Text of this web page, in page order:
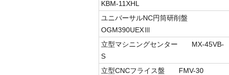
KBM-11XHL
ユニバーサルNC円筒研削盤
OGM390UEXⅢ
立型マシニングセンター MX-45VB-
S
立型CNCフライス盤 FMV-30